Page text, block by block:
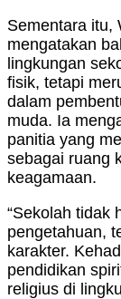
Sementara itu,
mengatakan
lingkungan
fisik, tetapi
dalam
muda. Ia
panitia yang
sebagai ruang
keagamaan.
“Sekolah tidak
pengetahuan,
karakter.
pendidikan
religius di